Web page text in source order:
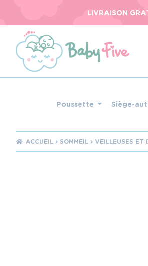
LIVRAISON
Poussette Siège-
ACCUEIL SOMMEIL VEILLEUSES ET